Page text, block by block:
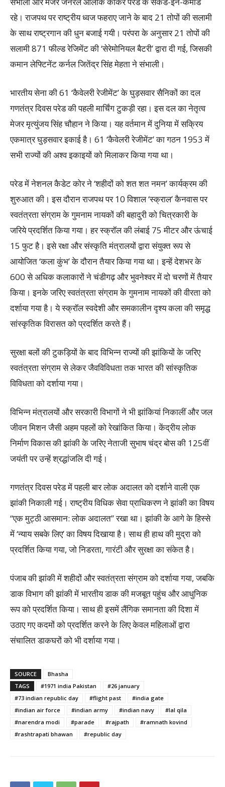
रहे। राजपथ पर राष्ट्रीय ध्वज फहराए जाने के बाद 21 तोपों की सलामी
के साथ राष्ट्रगान की धुन बजाई गयी। परंपरा के अनुसार 21 तोपों की
सलामी 871 फील्ड रेजिमेंट की ‘सेरेमोनियल बैटरी’ द्वारा दी गई, जिसकी
कमान लेफ्टिनेंट कर्नल जितेंद्र सिंह मेहता ने संभाली।
भारतीय सेना की 61 ‘कैवेलरी रेजीमेंट’ के घुड़सवार सैनिकों का दल
गणतंत्र दिवस परेड की पहली मार्चिंग टुकड़ी रहा। इस दल का नेतृत्व
मेजर मृत्युंजय सिंह चौहान ने किया। यह वर्तमान में दुनिया में सक्रिय
एकमात्र घुड़सवार इकाई है। 61 ‘कैवेलरी रेजीमेंट’ का गठन 1953 में
सभी राज्यों की अश्व इकाइयों को मिलाकर किया गया था।
परेड में नेशनल कैडेट कोर ने ‘शहीदों को शत शत नमन’ कार्यक्रम की
शुरुआत की। इस दौरान राजपथ पर 10 विशाल ‘स्क्राल’ कैनवास पर
स्वतंत्रता संग्राम के गुमनाम नायकों की बहादुरी को चित्रकारी के
जरिये प्रदर्शित किया गया। हर स्क्रॉल की लंबाई 75 मीटर और ऊंचाई
15 फुट है। इसे रक्षा और संस्कृति मंत्रालयों द्वारा संयुक्त रूप से
आयोजित ‘कला कुंभ’ के दौरान तैयार किया गया था। इन्हें देशभर के
600 से अधिक कलाकारों ने चंडीगढ़ और भुवनेश्वर में दो चरणों में तैयार
किया। इनके जरिए स्वतंत्रता संग्राम के गुमनाम नायकों की वीरता को
दर्शाया गया है। ये स्क्रॉल स्वदेशी और समकालीन दृश्य कला की समृद्ध
सांस्कृतिक विरासत को प्रदर्शित करते हैं।
सुरक्षा बलों की टुकड़ियों के बाद विभिन्न राज्यों की झांकियों के जरिए
स्वतंत्रता संग्राम से लेकर जैवविविधता तक भारत की सांस्कृतिक
विविधता को दर्शाया गया।
विभिन्न मंत्रालयों और सरकारी विभागों ने भी झांकियां निकालीं और जल
जीवन मिशन जैसी अहम पहलों को रेखांकित किया। केंद्रीय लोक
निर्माण विकास की झांकी के जरिए नेताजी सुभाष चंद्र बोस की 125वीं
जयंती पर उन्हें श्रद्धांजलि दी गई।
गणतंत्र दिवस परेड में पहली बार लोक अदालत को दर्शाने वाली एक
झांकी निकाली गई। राष्ट्रीय विधिक सेवा प्राधिकरण ने झांकी का विषय
‘‘एक मुट्ठी आसमान: लोक अदालत’’ रखा था। झांकी के आगे के हिस्से
में ‘न्याय सबके लिए’ का विषय दिखाया है। साथ ही हाथ की मुद्रा को
प्रदर्शित किया गया, जो निडरता, गारंटी और सुरक्षा का संकेत है।
पंजाब की झांकी में शहीदों और स्वतंत्रता संग्राम को दर्शाया गया, जबकि
डाक विभाग की झांकी में भारतीय डाक की मजबूत पहुंच और आधुनिक
रूप को प्रदर्शित किया। साथ ही इसमें लैंगिक समानता की दिशा में
उठाए गए कदमों को प्रदर्शित करने के लिए केवल महिलाओं द्वारा
संचालित डाकघरों को भी दर्शाया गया।
SOURCE
Bhasha
TAGS
#1971 india Pakistan
#26 january
#73 indian republic day
#flight past
#india gate
#indian air force
#indian army #indian navy
#lal qila
#narendra modi
#parade #rajpath
#ramnath kovind
#rashtrapati bhawan
#republic day